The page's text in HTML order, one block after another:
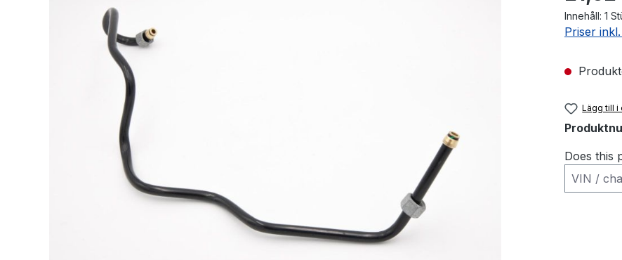
Innehåll: 1
Priser
Lägg till i
Does this